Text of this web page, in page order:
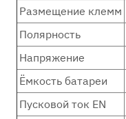
Размещение клемм
Полярность
Напряжение
Ёмкость батареи
Пусковой ток EN